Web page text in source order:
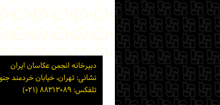
دبیرخانه انجمن عکاسان ایران
نشانی: تهران، خیابان خردمند جنوبی، خیابان نوشهر، پلاک
تلفکس: ۸۸۳۱۳۰۸۹ (۰۲۱)